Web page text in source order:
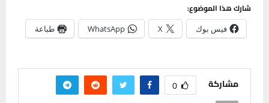
شارك هذا الموضوع:
فيس بوك X
WhatsApp طباعة
مشاركة 0